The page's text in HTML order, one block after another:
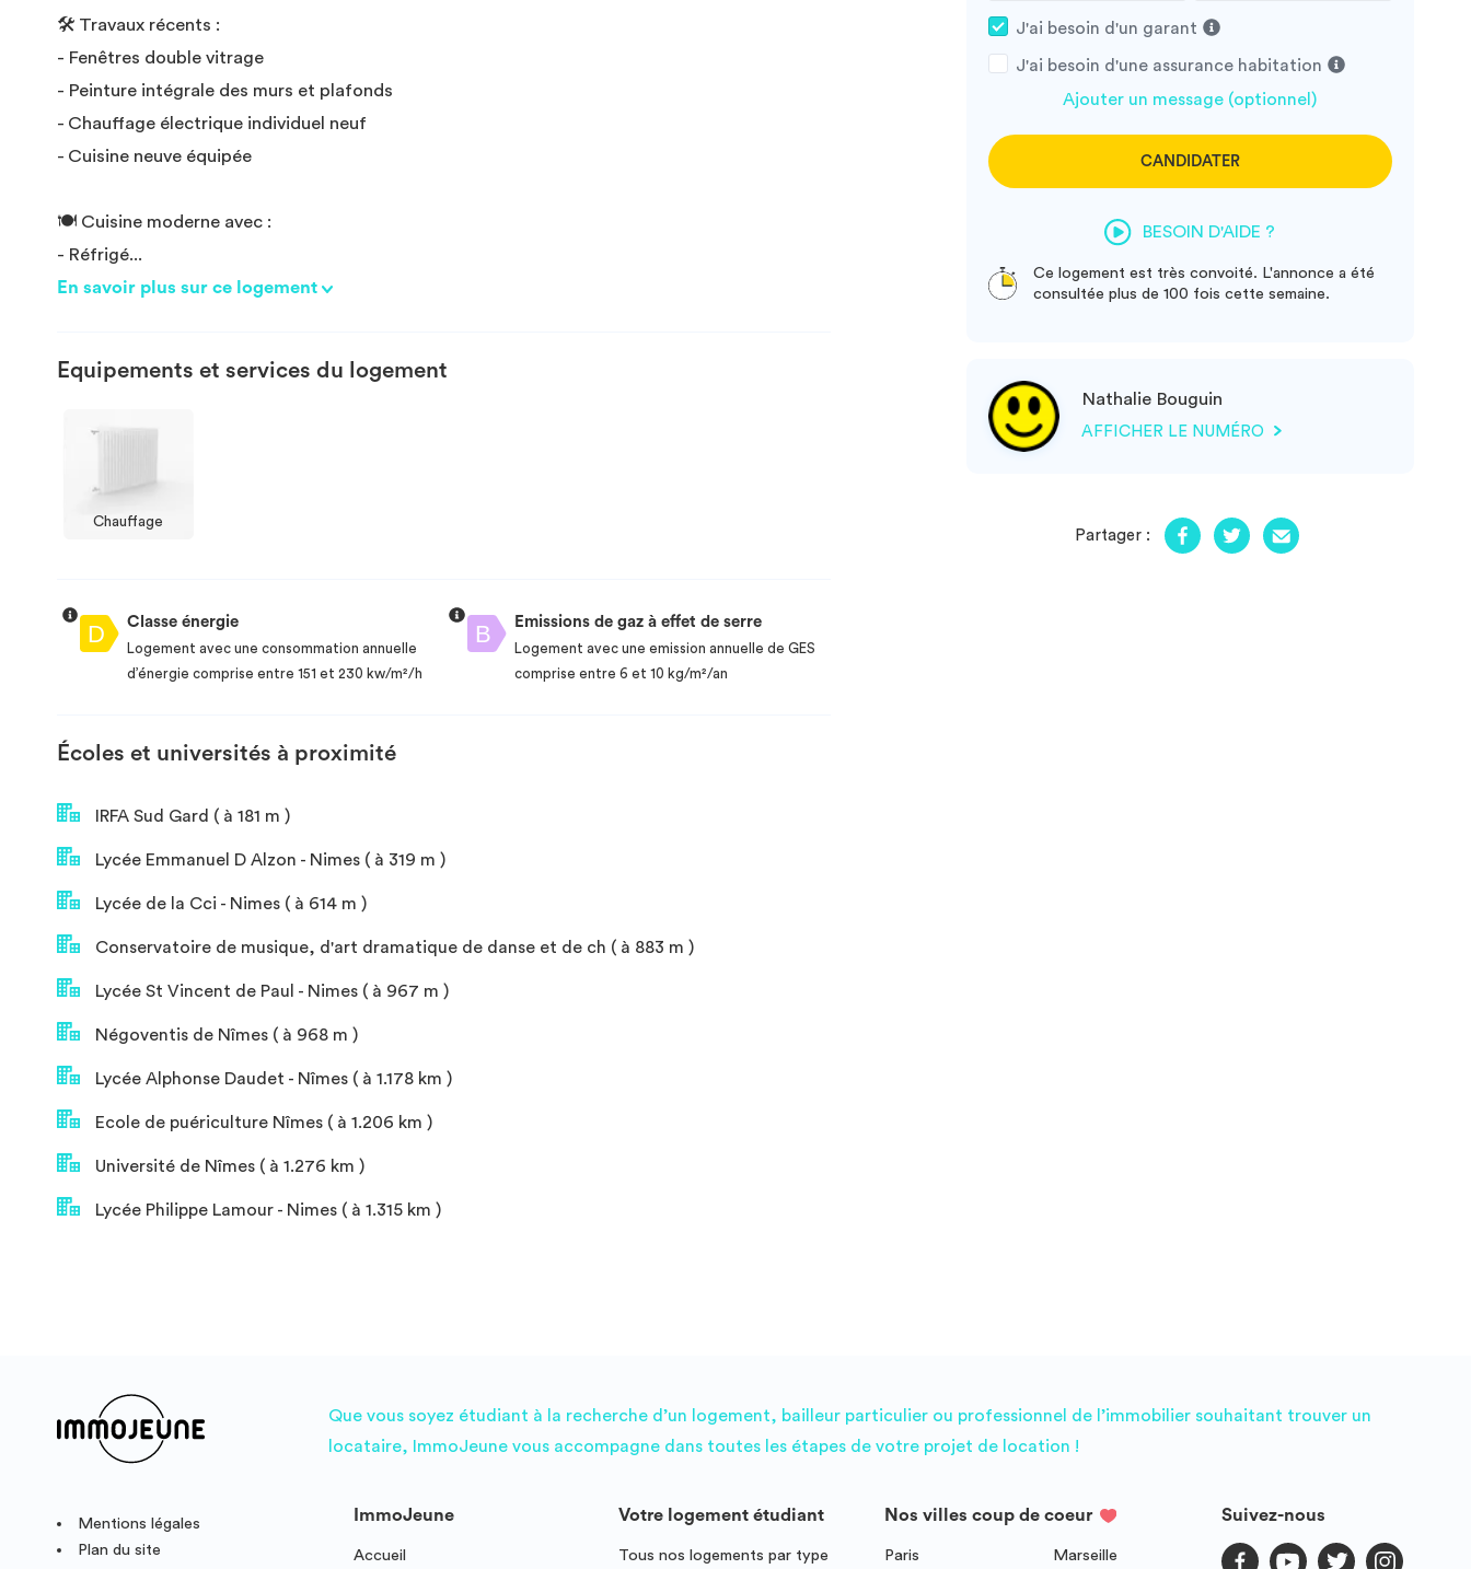
🛠️ Travaux récents :
- Fenêtres double vitrage
- Peinture intégrale des murs et plafonds
- Chauffage électrique individuel neuf
- Cuisine neuve équipée
🍽️ Cuisine moderne avec :
- Réfrigé...
En savoir plus sur ce logement
Equipements et services du logement
Chauffage
Classe énergie
Logement avec une consommation annuelle
d’énergie comprise entre 151 et 230 kw/m²/h
Emissions de gaz à effet de serre
Logement avec une emission annuelle de GES
comprise entre 6 et 10 kg/m²/an
Écoles et universités à proximité
IRFA Sud Gard ( à 181 m )
Lycée Emmanuel D Alzon - Nimes ( à 319 m )
Lycée de la Cci - Nimes ( à 614 m )
Conservatoire de musique, d'art dramatique de danse et de ch ( à 883 m )
Lycée St Vincent de Paul - Nimes ( à 967 m )
Négoventis de Nîmes ( à 968 m )
Lycée Alphonse Daudet - Nîmes ( à 1.178 km )
Ecole de puériculture Nîmes ( à 1.206 km )
Université de Nîmes ( à 1.276 km )
Lycée Philippe Lamour - Nimes ( à 1.315 km )
J'ai besoin d'un garant
J'ai besoin d'une assurance habitation
Ajouter un message (optionnel)
CANDIDATER
BESOIN D'AIDE ?
Ce logement est très convoité. L'annonce a été
consultée plus de 100 fois cette semaine.
Nathalie Bouguin
AFFICHER LE NUMÉRO
Partager :
Que vous soyez étudiant à la recherche d’un logement, bailleur particulier ou professionnel de l’immobilier souhaitant trouver un
locataire, ImmoJeune vous accompagne dans toutes les étapes de votre projet de location !
Mentions légales
Plan du site
ImmoJeune
Accueil
Votre logement étudiant
Tous nos logements par type
Nos villes coup de coeur
Paris Marseille
Suivez-nous